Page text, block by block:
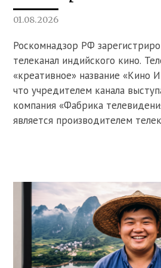
01.08.2026
Роскомнадзор РФ
телеканал индийского кино.
«креативное» название «Кино
что учредителем канала
компания «Фабрика
является производителем